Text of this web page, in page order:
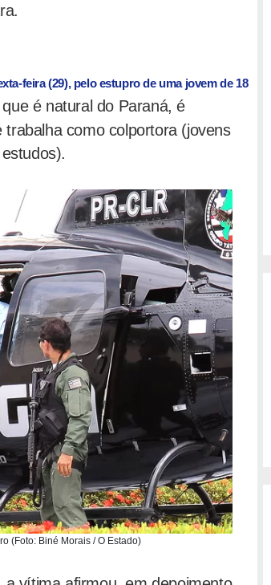
feira (29), pelo estupro de uma jovem de 18
é natural do Paraná, é
como colportora (jovens
(Foto: Biné Morais / O Estado)